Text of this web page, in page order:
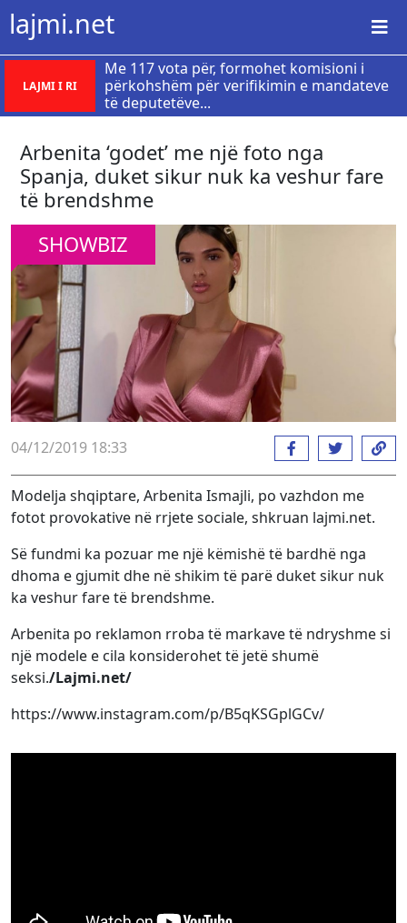
lajmi.net
LAJMI I RI
Me 117 vota për, formohet komisioni i
përkohshëm për verifikimin e mandateve
të deputetëve...
Arbenita ‘godet’ me një foto nga
Spanja, duket sikur nuk ka veshur fare
të brendshme
SHOWBIZ
04/12/2019 18:33
Modelja shqiptare, Arbenita Ismajli, po vazhdon me
fotot provokative në rrjete sociale, shkruan lajmi.net.
Së fundmi ka pozuar me një këmishë të bardhë nga
dhoma e gjumit dhe në shikim të parë duket sikur nuk
ka veshur fare të brendshme.
Arbenita po reklamon rroba të markave të ndryshme si
një modele e cila konsiderohet të jetë shumë
seksi./Lajmi.net/
https://www.instagram.com/p/B5qKSGplGCv/